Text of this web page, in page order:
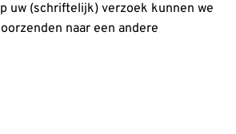
uw (schriftelijk) verzoek kunnen we
naar een andere